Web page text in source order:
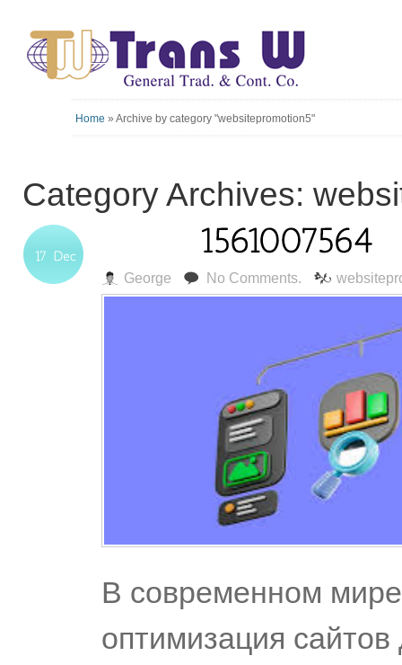
Home » Archive by category "websitepromotion5"
Category Archives:
George No Comments.
В современном мире
оптимизация